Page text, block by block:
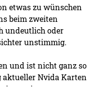
etwas zu wünschen
beim zweiten
undeutlich oder
unstimmig.
und ist nicht ganz so
aktueller Nvida Karten